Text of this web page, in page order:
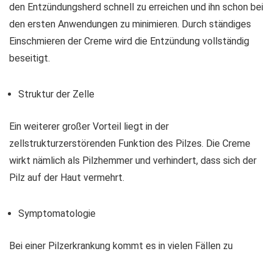
den Entzündungsherd schnell zu erreichen und ihn schon bei
den ersten Anwendungen zu minimieren. Durch ständiges
Einschmieren der Creme wird die Entzündung vollständig
beseitigt.
Struktur der Zelle
Ein weiterer großer Vorteil liegt in der
zellstrukturzerstörenden Funktion des Pilzes. Die Creme
wirkt nämlich als Pilzhemmer und verhindert, dass sich der
Pilz auf der Haut vermehrt.
Symptomatologie
Bei einer Pilzerkrankung kommt es in vielen Fällen zu